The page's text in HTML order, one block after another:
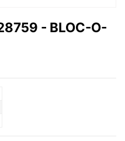
- BLOC-O-